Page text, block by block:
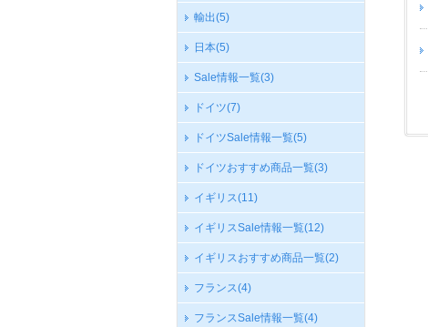
輸出(5)
日本(5)
Sale情報一覧(3)
ドイツ(7)
ドイツSale情報一覧(5)
ドイツおすすめ商品一覧(3)
イギリス(11)
イギリスSale情報一覧(12)
イギリスおすすめ商品一覧(2)
フランス(4)
フランスSale情報一覧(4)